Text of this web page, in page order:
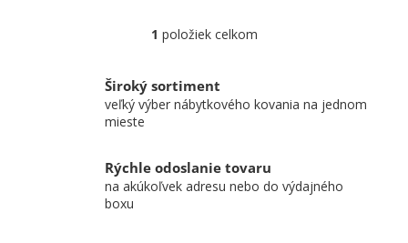
Ovládacie prvky výpisu
1 položiek celkom
Široký sortiment
veľký výber nábytkového kovania na jednom
mieste
Rýchle odoslanie tovaru
na akúkoľvek adresu nebo do výdajného
boxu